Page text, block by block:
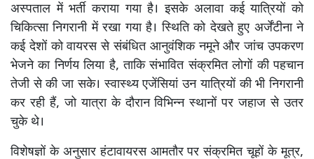
अस्पताल में भर्ती कराया गया है। इसके अलावा कई यात्रियों को
चिकित्सा निगरानी में रखा गया है। स्थिति को देखते हुए अर्जेंटीना ने
कई देशों को वायरस से संबंधित आनुवंशिक नमूने और जांच उपकरण
भेजने का निर्णय लिया है, ताकि संभावित संक्रमित लोगों की पहचान
तेजी से की जा सके। स्वास्थ्य एजेंसियां उन यात्रियों की भी निगरानी
कर रही हैं, जो यात्रा के दौरान विभिन्न स्थानों पर जहाज से उतर
चुके थे।
विशेषज्ञों के अनुसार हंटावायरस आमतौर पर संक्रमित चूहों के मूत्र,